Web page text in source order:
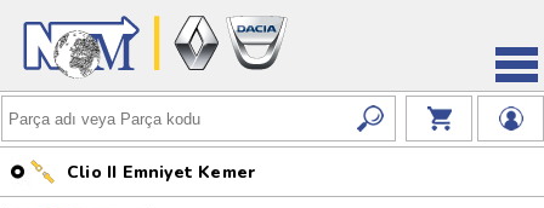
Clio II Emniyet Kemer